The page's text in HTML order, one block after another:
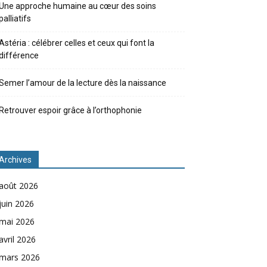
approche humaine au cœur des soins
: célébrer celles et ceux qui font la
l’amour de la lecture dès la naissance
Retrouver espoir grâce à l’orthophonie
2026
juin 2026
2026
2026
2026